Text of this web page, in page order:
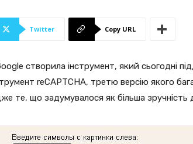
Twitter Copy URL
створила інструмент, який сьогодні
reCAPTCHA, третю версію якого
те, що задумувалося як більша